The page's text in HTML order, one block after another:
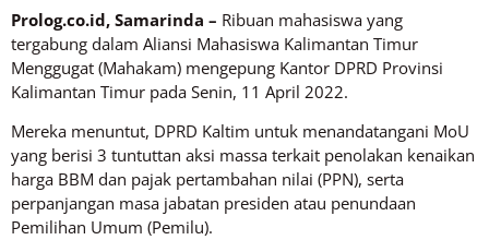
Prolog.co.id, Samarinda – Ribuan mahasiswa yang
tergabung dalam Aliansi Mahasiswa Kalimantan Timur
Menggugat (Mahakam) mengepung Kantor DPRD Provinsi
Kalimantan Timur pada Senin, 11 April 2022.
Mereka menuntut, DPRD Kaltim untuk menandatangani MoU
yang berisi 3 tuntuttan aksi massa terkait penolakan kenaikan
harga BBM dan pajak pertambahan nilai (PPN), serta
perpanjangan masa jabatan presiden atau penundaan
Pemilihan Umum (Pemilu).